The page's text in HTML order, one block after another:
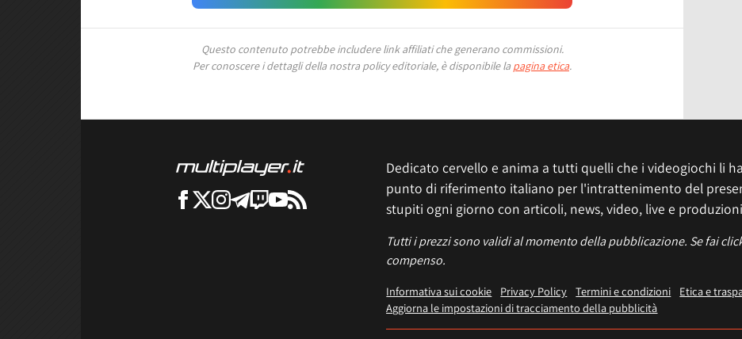
Questo contenuto potrebbe includere link affiliati che generano commissioni.
Per conoscere i dettagli della nostra policy editoriale, è disponibile la pagina etica.
Dedicato cervello e anima a tutti quelli che i videogiochi li
punto di riferimento italiano per l'intrattenimento del
stupiti ogni giorno con articoli, news, video, live e
Tutti i prezzi sono validi al momento della pubblicazione. Se fai
compenso.
Informativa sui cookie Privacy Policy Termini e condizioni Etica e
Aggiorna le impostazioni di tracciamento della pubblicità